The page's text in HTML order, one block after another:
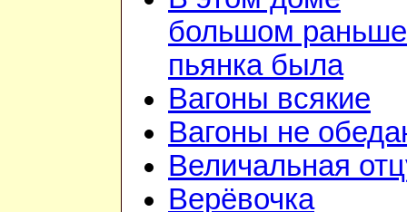
большом раньше
пьянка была
Вагоны всякие
Вагоны не
Величальная
Верёвочка